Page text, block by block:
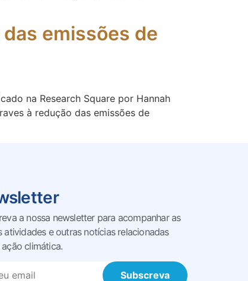
emissões de
na Research Square por Hannah
à redução das emissões de
a nossa newsletter para acompanhar as
atividades e outras notícias relacionadas
climática.
Subscreva